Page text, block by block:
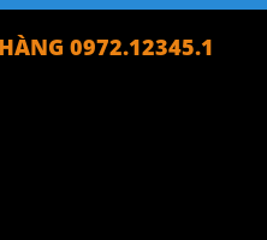
0972.12345.1